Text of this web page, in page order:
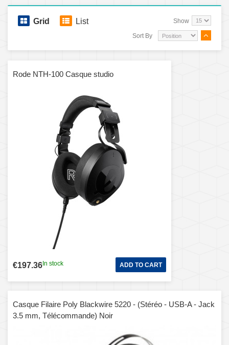
Grid List Show
Sort By
Rode NTH-100 Casque studio
€197.36 In stock ADD TO CART
Casque Filaire Poly Blackwire 5220 - (Stéréo - USB-A - Jack
3.5 mm, Télécommande) Noir